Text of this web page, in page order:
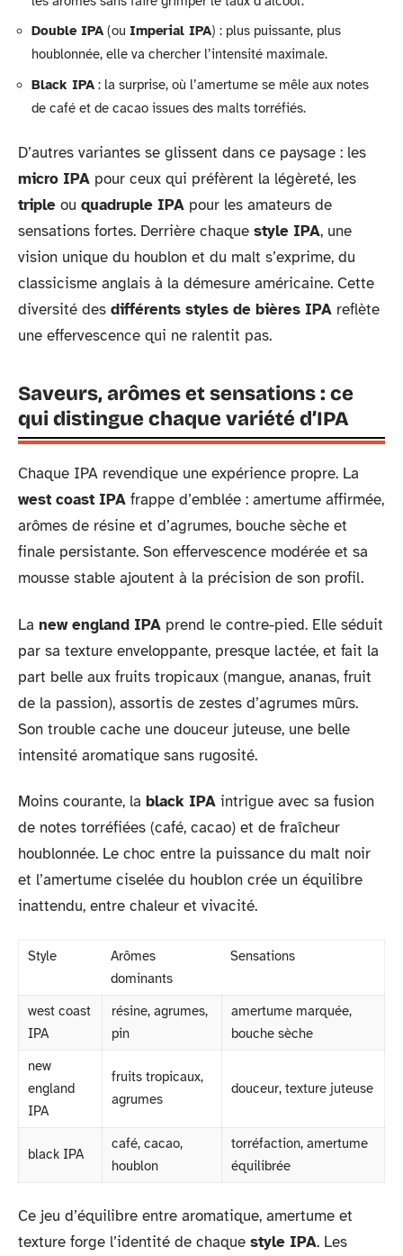
Double IPA (ou Imperial IPA) : plus puissante, plus
houblonnée, elle va chercher l’intensité maximale.
Black IPA : la surprise, où l’amertume se mêle aux notes
de café et de cacao issues des malts torréfiés.
D’autres variantes se glissent dans ce paysage : les
micro IPA pour ceux qui préfèrent la légèreté, les
triple ou quadruple IPA pour les amateurs de
sensations fortes. Derrière chaque style IPA, une
vision unique du houblon et du malt s’exprime, du
classicisme anglais à la démesure américaine. Cette
diversité des différents styles de bières IPA reflète
une effervescence qui ne ralentit pas.
Saveurs, arômes et sensations : ce
qui distingue chaque variété d’IPA
Chaque IPA revendique une expérience propre. La
west coast IPA frappe d’emblée : amertume affirmée,
arômes de résine et d’agrumes, bouche sèche et
finale persistante. Son effervescence modérée et sa
mousse stable ajoutent à la précision de son profil.
La new england IPA prend le contre-pied. Elle séduit
par sa texture enveloppante, presque lactée, et fait la
part belle aux fruits tropicaux (mangue, ananas, fruit
de la passion), assortis de zestes d’agrumes mûrs.
Son trouble cache une douceur juteuse, une belle
intensité aromatique sans rugosité.
Moins courante, la black IPA intrigue avec sa fusion
de notes torréfiées (café, cacao) et de fraîcheur
houblonnée. Le choc entre la puissance du malt noir
et l’amertume ciselée du houblon crée un équilibre
inattendu, entre chaleur et vivacité.
Style
Arômes
dominants
Sensations
west coast
IPA
résine, agrumes,
pin
amertume marquée,
bouche sèche
new
england
IPA
fruits tropicaux,
agrumes
douceur, texture juteuse
black IPA
café, cacao,
houblon
torréfaction, amertume
équilibrée
Ce jeu d’équilibre entre aromatique, amertume et
texture forge l’identité de chaque style IPA. Les